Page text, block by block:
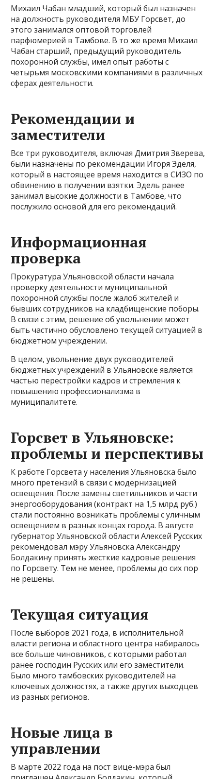
Михаил Чабан младший, который был назначен
на должность руководителя МБУ Горсвет, до
этого занимался оптовой торговлей
парфюмерией в Тамбове. В то же время Михаил
Чабан старший, предыдущий руководитель
похоронной службы, имел опыт работы с
четырьмя московскими компаниями в различных
сферах деятельности.
Рекомендации и
заместители
Все три руководителя, включая Дмитрия Зверева,
были назначены по рекомендации Игоря Эделя,
который в настоящее время находится в СИЗО по
обвинению в получении взятки. Эдель ранее
занимал высокие должности в Тамбове, что
послужило основой для его рекомендаций.
Информационная
проверка
Прокуратура Ульяновской области начала
проверку деятельности муниципальной
похоронной службы после жалоб жителей и
бывших сотрудников на кладбищенские поборы.
В связи с этим, решение об увольнении может
быть частично обусловлено текущей ситуацией в
бюджетном учреждении.
В целом, увольнение двух руководителей
бюджетных учреждений в Ульяновске является
частью перестройки кадров и стремления к
повышению профессионализма в
муниципалитете.
Горсвет в Ульяновске:
проблемы и перспективы
К работе Горсвета у населения Ульяновска было
много претензий в связи с модернизацией
освещения. После замены светильников и части
энергооборудования (контракт на 1,5 млрд руб.)
стали постоянно возникать проблемы с уличным
освещением в разных концах города. В августе
губернатор Ульяновской области Алексей Русских
рекомендовал мэру Ульяновска Александру
Болдакину принять жесткие кадровые решения
по Горсвету. Тем не менее, проблемы до сих пор
не решены.
Текущая ситуация
После выборов 2021 года, в исполнительной
власти региона и областного центра набиралось
все больше чиновников, с которыми работал
ранее господин Русских или его заместители.
Было много тамбовских руководителей на
ключевых должностях, а также других выходцев
из разных регионов.
Новые лица в
управлении
В марте 2022 года на пост вице-мэра был